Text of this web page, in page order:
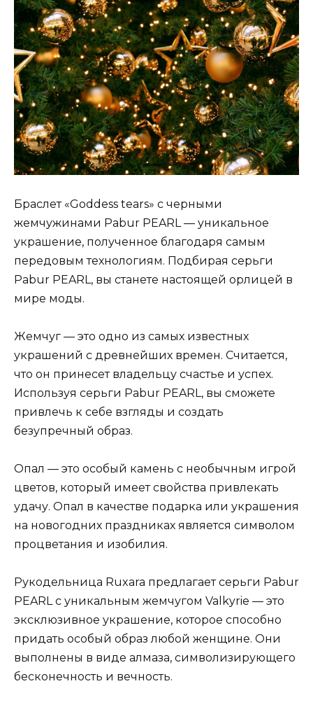
Браслет «Goddess tears» с черными
жемчужинами Pabur PEARL — уникальное
украшение, полученное благодаря самым
передовым технологиям. Подбирая серьги
Pabur PEARL, вы станете настоящей орлицей в
мире моды.
Жемчуг — это одно из самых известных
украшений с древнейших времен. Считается,
что он принесет владельцу счастье и успех.
Используя серьги Pabur PEARL, вы сможете
привлечь к себе взгляды и создать
безупречный образ.
Опал — это особый камень с необычным игрой
цветов, который имеет свойства привлекать
удачу. Опал в качестве подарка или украшения
на новогодних праздниках является символом
процветания и изобилия.
Рукодельница Ruxara предлагает серьги Pabur
PEARL с уникальным жемчугом Valkyrie — это
эксклюзивное украшение, которое способно
придать особый образ любой женщине. Они
выполнены в виде алмаза, символизирующего
бесконечность и вечность.